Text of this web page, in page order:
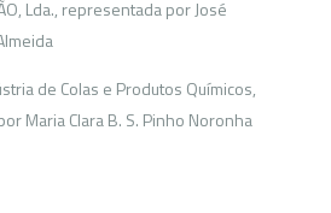
Lda., representada por José
de Colas e Produtos Químicos,
Maria Clara B. S. Pinho Noronha